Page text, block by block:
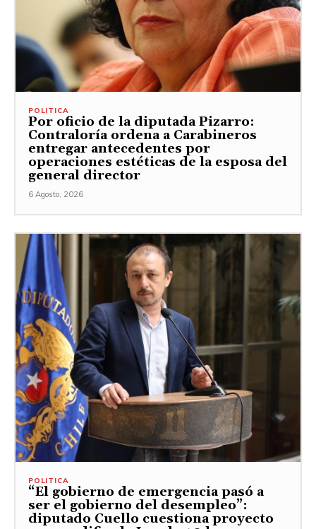
POLITICA
Por oficio de la diputada Pizarro:
Contraloría ordena a Carabineros
entregar antecedentes por
operaciones estéticas de la esposa del
general director
6 Agosto, 2026
POLITICA
“El gobierno de emergencia pasó a
ser el gobierno del desempleo”:
diputado Cuello cuestiona proyecto